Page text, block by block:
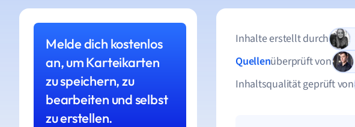
Melde dich kostenlos
an, um Karteikarten
zu speichern, zu
bearbeiten und selbst
zu erstellen.
Inhalte erstellt durch
Quellenüberprüft von
Inhaltsqualität geprüft von